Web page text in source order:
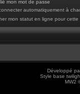
mon mot de passe
automatiquement à
mon statut en ligne pour cette
Développé
Style base
MW2